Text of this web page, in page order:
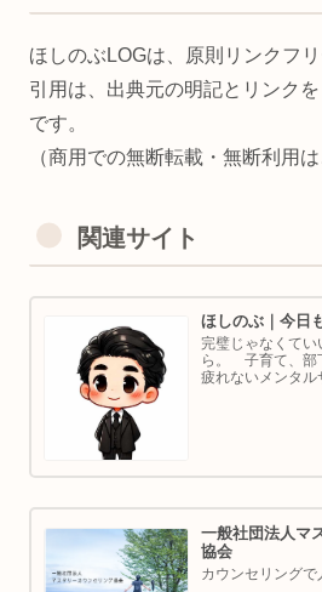
ほしのぶLOGは、原則リンクフリ
引用は、出典元の明記とリンク
です。
（商用での無断転載・無断利用
関連サイト
ほしのぶ｜今日
完璧じゃなくて
ら。 子育て、部
疲れないメンタ
一般社団法人マ
協会
カウンセリング